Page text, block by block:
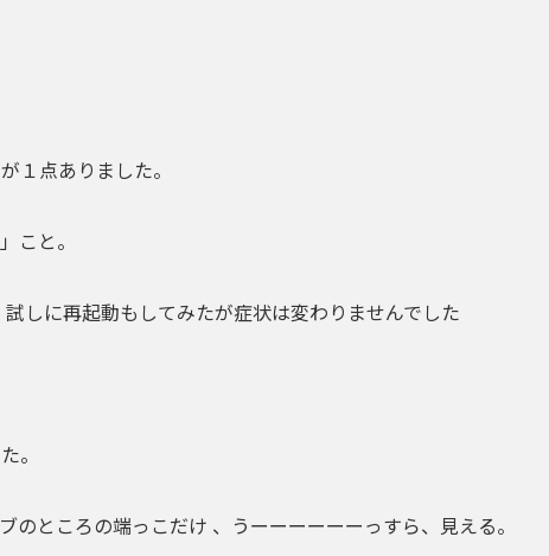
１点ありました。
こと。
試しに再起動もしてみたが症状は変わりませんでした
。
のところの端っこだけ 、 うーーーーーーっすら、見える。